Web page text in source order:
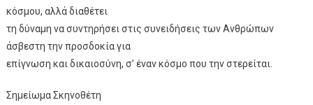
κόσμου, αλλά διαθέτει
τη δύναμη να συντηρήσει στις συνειδήσεις των Ανθρώπων
άσβεστη την προσδοκία για
επίγνωση και δικαιοσύνη, σ’ έναν κόσμο που την στερείται.
Σημείωμα Σκηνοθέτη